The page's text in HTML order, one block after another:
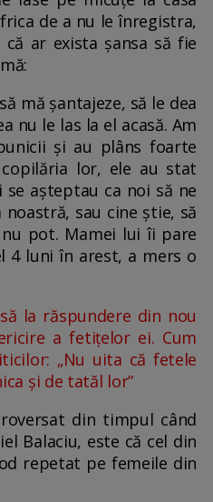
de a nu le înregistra,
ar exista șansa să fie
mă șantajeze, să le dea
nu le las la el acasă. Am
și au plâns foarte
lor, ele au stat
așteptau ca noi să ne
sau cine știe, să
pot. Mamei lui îi pare
4 luni în arest, a mers o
la răspundere din nou
a fetițelor ei. Cum
„Nu uita că fetele
și de tatăl lor”
din timpul când
Balaciu, este că cel din
repetat pe femeile din